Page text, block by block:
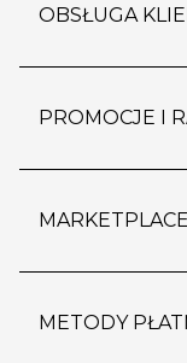
o firmie
polityka
kontakt
OBSŁUGA
dostawy i
wypis z
regulamin
pozostałe
PROMOCJE I
outlet
regulaminy
MARKETPLACE
strefa marek
METODY